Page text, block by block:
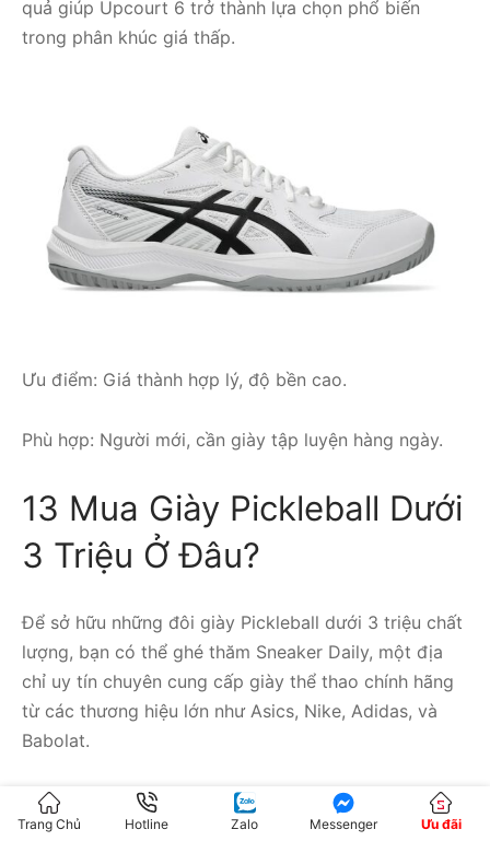
quả giúp Upcourt 6 trở thành lựa chọn phổ biến
trong phân khúc giá thấp.
Ưu điểm: Giá thành hợp lý, độ bền cao.
Phù hợp: Người mới, cần giày tập luyện hàng ngày.
13 Mua Giày Pickleball Dưới
3 Triệu Ở Đâu?
Để sở hữu những đôi giày Pickleball dưới 3 triệu chất
lượng, bạn có thể ghé thăm Sneaker Daily, một địa
chỉ uy tín chuyên cung cấp giày thể thao chính hãng
từ các thương hiệu lớn như Asics, Nike, Adidas, và
Babolat.
Sneaker Daily cam kết mang đến sản phẩm chất
lượng với giá cả cạnh tranh, cùng dịch vụ tư vấn
Trang Chủ Hotline Zalo Messenger Ưu đãi